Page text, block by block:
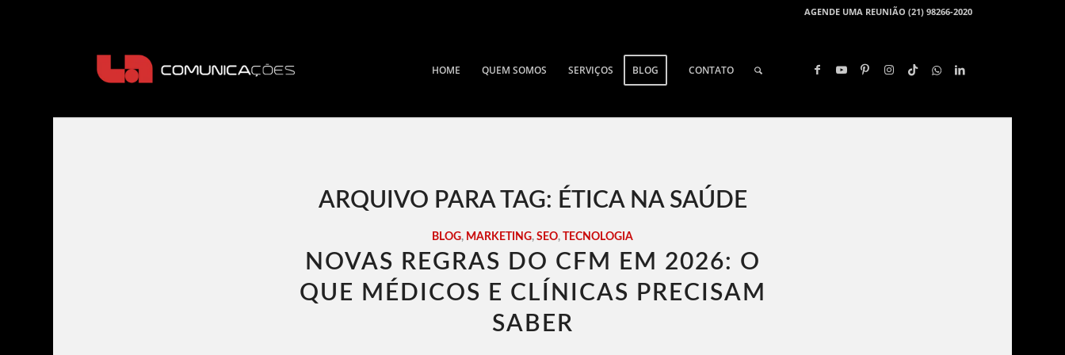
AGENDE UMA REUNIÃO (21) 98266-2020
HOME QUEM SOMOS SERVIÇOS BLOG CONTATO
ARQUIVO PARA TAG: ÉTICA NA SAÚDE
BLOG, MARKETING, SEO, TECNOLOGIA
NOVAS REGRAS DO CFM EM 2026: O
QUE MÉDICOS E CLÍNICAS PRECISAM
SABER